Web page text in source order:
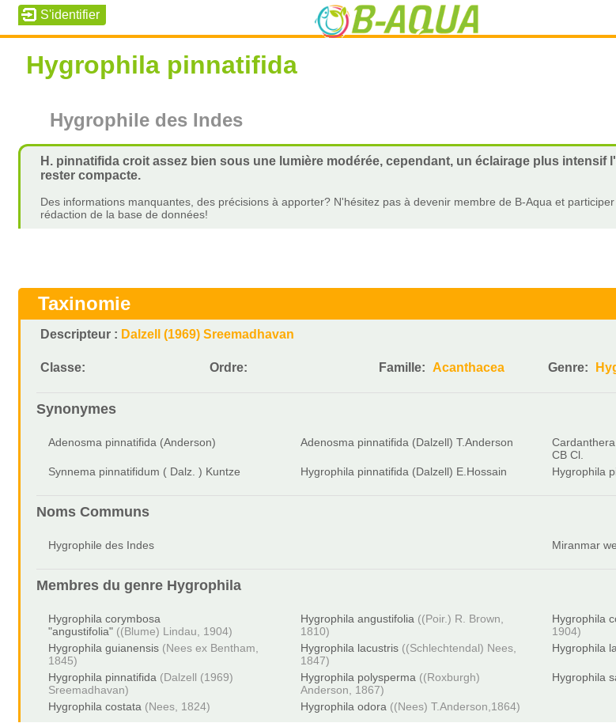
Hygrophila pinnatifida
Hygrophile des Indes
H. pinnatifida croit assez bien sous une lumière modérée, cependant, un éclairage plus intensif
rester compacte.
Des informations manquantes, des précisions à apporter? N'hésitez pas à devenir membre de B-Aqua et participer
rédaction de la base de données!
Taxinomie
Descripteur : Dalzell (1969) Sreemadhavan
Classe: Ordre: Famille: Acanthacea Genre:
Synonymes
Adenosma pinnatifida (Anderson) Adenosma pinnatifida (Dalzell) T.Anderson
CB Cl.
Synnema pinnatifidum ( Dalz. ) Kuntze Hygrophila pinnatifida (Dalzell) E.Hossain Hygrophila
Noms Communs
Hygrophile des Indes Miranmar
Membres du genre Hygrophila
Hygrophila corymbosa
"angustifolia" ((Blume) Lindau, 1904)
Hygrophila angustifolia ((Poir.) R. Brown,
1810)
Hygrophila
1904)
Hygrophila guianensis (Nees ex Bentham,
1845)
Hygrophila lacustris ((Schlechtendal) Nees,
1847)
Hygrophila
Hygrophila pinnatifida (Dalzell (1969)
Sreemadhavan)
Hygrophila polysperma ((Roxburgh)
Anderson, 1867)
Hygrophila
Hygrophila costata (Nees, 1824) Hygrophila odora ((Nees) T.Anderson,1864)